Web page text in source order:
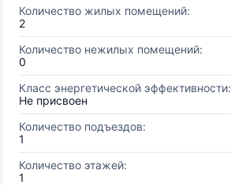
Количество жилых помещений:
2
Количество нежилых помещений:
0
Класс энергетической эффективности:
Не присвоен
Количество подъездов:
1
Количество этажей:
1